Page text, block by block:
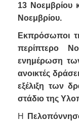
13 Νοεμβρίου
Νοεμβρίου.
Εκπρόσωποι
περίπτερο
ενημέρωση
ανοικτές
εξέλιξη των
στάδιο της
Η